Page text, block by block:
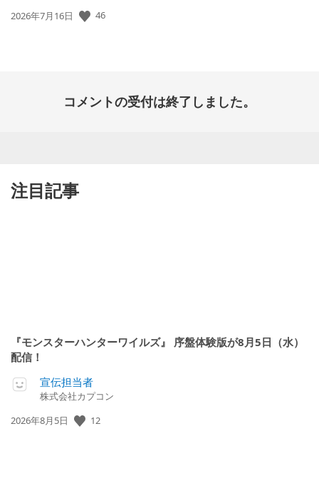
公
2026年7月16日 46
コメントの受付は終了しました。
注目記事
『モンスターハンターワイルズ』 序盤体験版が8月5日（水）
配信！
宣伝担当者
株式会社カプコン
公
2026年8月5日 12